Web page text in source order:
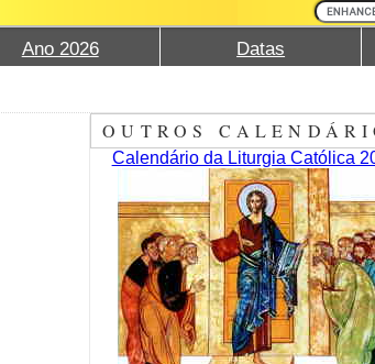
Ano 2026 Datas
OUTROS
Calendário da Liturgia Católica